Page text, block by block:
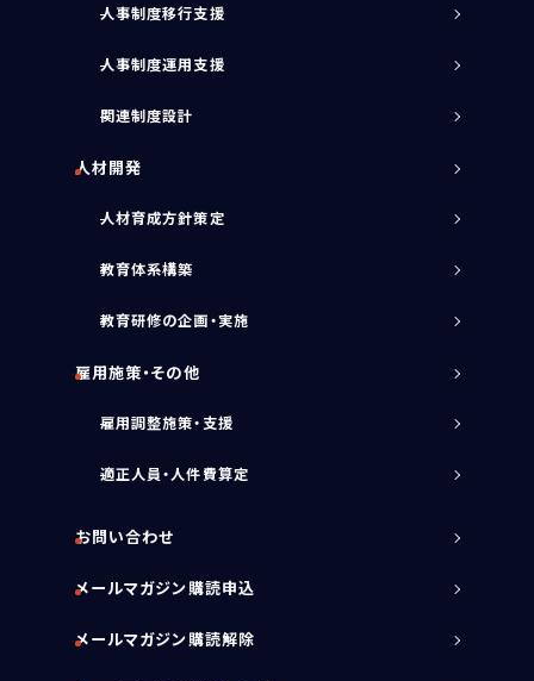
人事制度移行支援
人事制度運用支援
関連制度設計
人材開発
人材育成方針策定
教育体系構築
教育研修の企画・実施
雇用施策・その他
雇用調整施策・支援
適正人員・人件費算定
お問い合わせ
メールマガジン購読申込
メールマガジン購読解除